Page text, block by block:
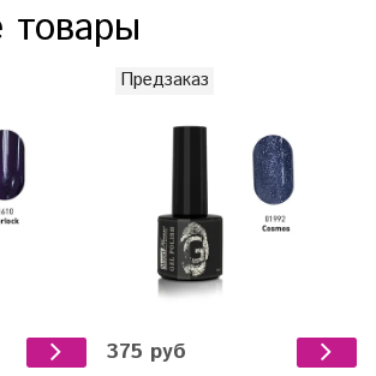
Предзаказ
375 руб